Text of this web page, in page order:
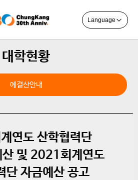
Language
대학현황
예결산안내
연도 산학협력단
산 및 2021회계연도
단 자금예산 공고